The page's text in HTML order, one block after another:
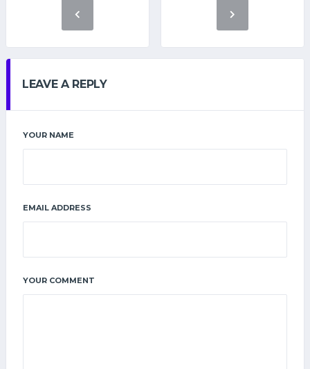
LEAVE A REPLY
YOUR NAME
EMAIL ADDRESS
YOUR COMMENT